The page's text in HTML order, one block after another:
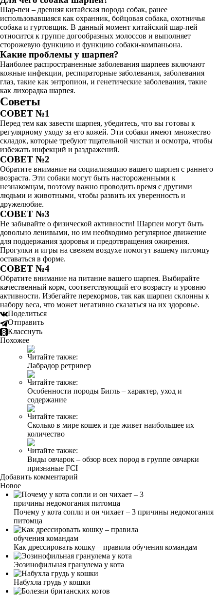
Шар-пеи – древняя китайская порода собак, ранее
использовавшаяся как охранник, бойцовая собака, охотничья
собака и гуртовщик. В данный момент китайский шар-пей
относится к группе догообразных молоссов и выполняет
сторожевую функцию и функцию собаки-компаньона.
Какие проблемы у шарпея?
Наиболее распространенные заболевания шарпеев включают
кожные инфекции, респираторные заболевания, заболевания
глаз, такие как энтропион, и генетические заболевания, такие
как лихорадка шарпея.
Советы
СОВЕТ №1
Перед тем как завести шарпея, убедитесь, что вы готовы к
регулярному уходу за его кожей. Эти собаки имеют множество
складок, которые требуют тщательной чистки и осмотра, чтобы
избежать инфекций и раздражений.
СОВЕТ №2
Обратите внимание на социализацию вашего шарпея с раннего
возраста. Эти собаки могут быть настороженными к
незнакомцам, поэтому важно проводить время с другими
людьми и животными, чтобы развить их уверенность и
дружелюбие.
СОВЕТ №3
Не забывайте о физической активности! Шарпеи могут быть
довольно ленивыми, но им необходимо регулярное движение
для поддержания здоровья и предотвращения ожирения.
Прогулки и игры на свежем воздухе помогут вашему питомцу
оставаться в форме.
СОВЕТ №4
Обратите внимание на питание вашего шарпея. Выбирайте
качественный корм, соответствующий его возрасту и уровню
активности. Избегайте перекормов, так как шарпеи склонны к
набору веса, что может негативно сказаться на их здоровье.
Поделиться
Отправить
Класснуть
Похожее
Читайте также:
Лабрадор ретривер
Читайте также:
Особенности породы Бигль – характер, уход и
содержание
Читайте также:
Сколько в мире кошек и где живет наибольшее их
количество
Читайте также:
Виды овчарок – обзор всех пород в группе овчарки
признаные FCI
Добавить комментарий
Новое
Почему у кота сопли и он чихает – 3 причины недомогания
питомца
Как дрессировать кошку – правила обучения командам
Эозинофильная гранулема у кота
Набухла грудь у кошки